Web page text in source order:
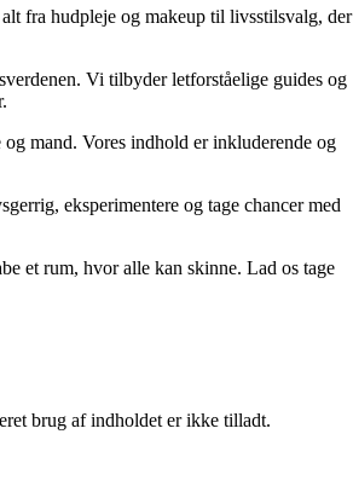
fra hudpleje og makeup til livsstilsvalg, der
Vi tilbyder letforståelige guides og
mand. Vores indhold er inkluderende og
eksperimentere og tage chancer med
et rum, hvor alle kan skinne. Lad os tage
brug af indholdet er ikke tilladt.